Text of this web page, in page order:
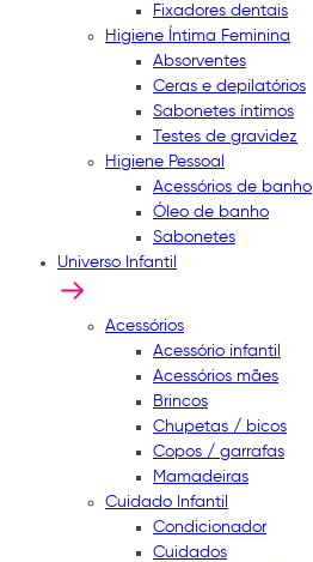
Fixadores dentais
Higiene Íntima Feminina
Absorventes
Ceras e depilatórios
Sabonetes íntimos
Testes de gravidez
Higiene Pessoal
Acessórios de banho
Óleo de banho
Sabonetes
Universo Infantil
Acessórios
Acessório infantil
Acessórios mães
Brincos
Chupetas / bicos
Copos / garrafas
Mamadeiras
Cuidado Infantil
Condicionador
Cuidados